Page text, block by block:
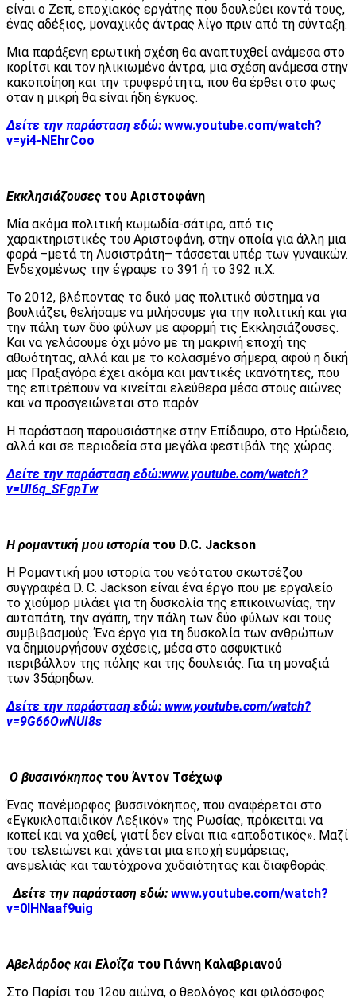
είναι ο Ζεπ, εποχιακός εργάτης που δουλεύει κοντά τους,
ένας αδέξιος, μοναχικός άντρας λίγο πριν από τη σύνταξη.
Μια παράξενη ερωτική σχέση θα αναπτυχθεί ανάμεσα στο
κορίτσι και τον ηλικιωμένο άντρα, μια σχέση ανάμεσα στην
κακοποίηση και την τρυφερότητα, που θα έρθει στο φως
όταν η μικρή θα είναι ήδη έγκυος.
Δείτε την παράσταση εδώ: www.youtube.com/watch?
v=yi4-NEhrCoo
Εκκλησιάζουσες του Αριστοφάνη
Μία ακόμα πολιτική κωμωδία-σάτιρα, από τις
χαρακτηριστικές του Αριστοφάνη, στην οποία για άλλη μια
φορά –μετά τη Λυσιστράτη– τάσσεται υπέρ των γυναικών.
Ενδεχομένως την έγραψε το 391 ή το 392 π.Χ.
Το 2012, βλέποντας το δικό μας πολιτικό σύστημα να
βουλιάζει, θελήσαμε να μιλήσουμε για την πολιτική και για
την πάλη των δύο φύλων με αφορμή τις Εκκλησιάζουσες.
Και να γελάσουμε όχι μόνο με τη μακρινή εποχή της
αθωότητας, αλλά και με το κολασμένο σήμερα, αφού η δική
μας Πραξαγόρα έχει ακόμα και μαντικές ικανότητες, που
της επιτρέπουν να κινείται ελεύθερα μέσα στους αιώνες
και να προσγειώνεται στο παρόν.
Η παράσταση παρουσιάστηκε στην Επίδαυρο, στο Ηρώδειο,
αλλά και σε περιοδεία στα μεγάλα φεστιβάλ της χώρας.
Δείτε την παράσταση εδώ:www.youtube.com/watch?
v=UI6q_SFgpTw
Η ρομαντική μου ιστορία του D.C. Jackson
H Ρομαντική μου ιστορία του νεότατου σκωτσέζου
συγγραφέα D. C. Jackson είναι ένα έργο που με εργαλείο
το χιούμορ μιλάει για τη δυσκολία της επικοινωνίας, την
αυταπάτη, την αγάπη, την πάλη των δύο φύλων και τους
συμβιβασμούς. Ένα έργο για τη δυσκολία των ανθρώπων
να δημιουργήσουν σχέσεις, μέσα στο ασφυκτικό
περιβάλλον της πόλης και της δουλειάς. Για τη μοναξιά
των 35άρηδων.
Δείτε την παράσταση εδώ: www.youtube.com/watch?
v=9G66OwNUI8s
Ο βυσσινόκηπος του Άντον Τσέχωφ
Ένας πανέμορφος βυσσινόκηπος, που αναφέρεται στο
«Εγκυκλοπαιδικόν Λεξικόν» της Ρωσίας, πρόκειται να
κοπεί και να χαθεί, γιατί δεν είναι πια «αποδοτικός». Μαζί
του τελειώνει και χάνεται μια εποχή ευμάρειας,
ανεμελιάς και ταυτόχρονα χυδαιότητας και διαφθοράς.
Δείτε την παράσταση εδώ: www.youtube.com/watch?
v=0IHNaaf9uig
Αβελάρδος και Ελοΐζα του Γιάννη Καλαβριανού
Στο Παρίσι του 12ου αιώνα, ο θεολόγος και φιλόσοφος